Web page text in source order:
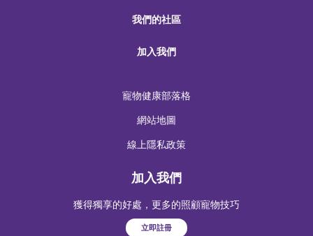
我們的社區
加入我們
寵物健康部落格
網站地圖
線上隱私政策
加入我們
獲得獨享的好處，更多的照顧寵物技巧
立即註冊